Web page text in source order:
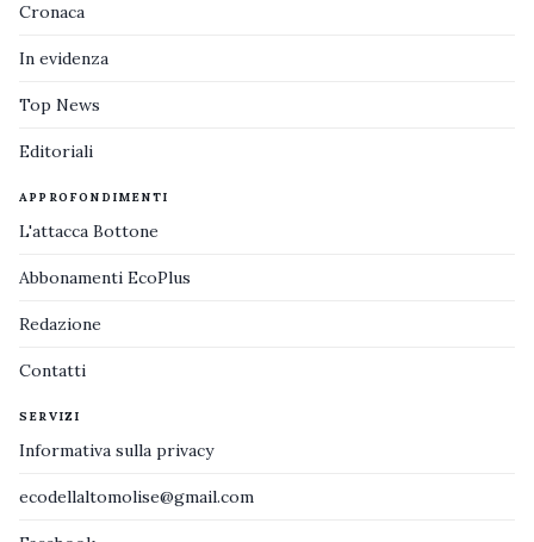
Cronaca
In evidenza
Top News
Editoriali
APPROFONDIMENTI
L'attacca Bottone
Abbonamenti EcoPlus
Redazione
Contatti
SERVIZI
Informativa sulla privacy
ecodellaltomolise@gmail.com